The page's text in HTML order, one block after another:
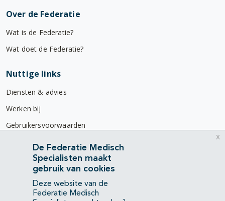
Over de Federatie
Wat is de Federatie?
Wat doet de Federatie?
Nuttige links
Diensten & advies
Werken bij
Gebruikersvoorwaarden
Privacyverklaring
Contact
Mercatorlaan 1200
3528 BL Utrecht
De Federatie Medisch
Specialisten maakt
gebruik van cookies
Deze website van de
Federatie Medisch
x